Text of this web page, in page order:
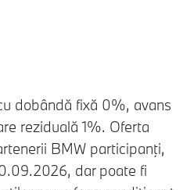
dobândă fixă 0%, avans
reziduală 1%. Oferta
BMW participanţi,
dar poate fi